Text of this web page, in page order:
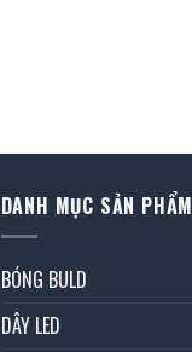
DANH MỤC SẢN PHẨM
BÓNG BULD
DÂY LED